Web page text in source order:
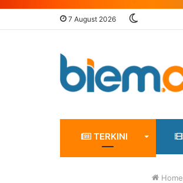
7 August 2026
TERKINI
Home